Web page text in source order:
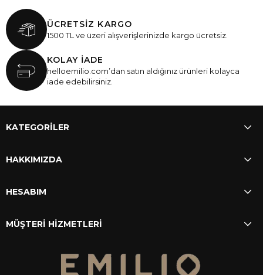
ÜCRETSİZ KARGO
1500 TL ve üzeri alışverişlerinizde kargo ücretsiz.
KOLAY İADE
helloemilio.com’dan satın aldığınız ürünleri kolayca
iade edebilirsiniz.
KATEGORİLER
HAKKIMIZDA
HESABIM
MÜŞTERİ HİZMETLERİ